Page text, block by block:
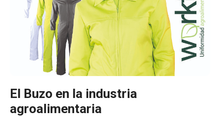
El Buzo en la industria
agroalimentaria